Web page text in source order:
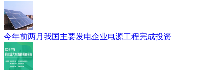
今年前两月我国主要发电企业电源工程完成投资